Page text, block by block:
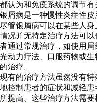
都认为和免疫系统的调节有
银屑病是一种慢性炎症性皮
尽管银屑病可以在某些人
情况并无特定治疗方法可
者通过常规治疗，如使用局
光动力疗法、口服药物或
的治疗。
现有的治疗方法虽然没有
地控制患者的症状和减轻
所提高。这些治疗方法需